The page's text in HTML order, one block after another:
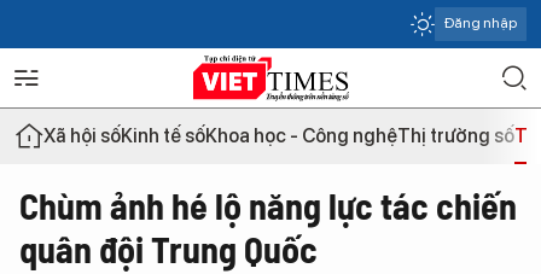
Đăng nhập
Xã hội sốKinh tế sốKhoa học - Công nghệThị trường số
Chùm ảnh hé lộ năng lực tác chiến
quân đội Trung Quốc